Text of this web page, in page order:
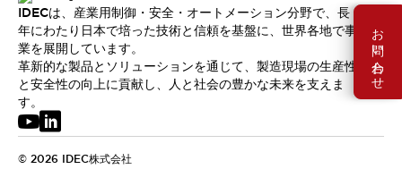
お問い合わせ
IDECは、産業用制御・安全・オートメーション分野で、長
年にわたり日本で培った技術と信頼を基盤に、世界各地で事
業を展開しています。
革新的な製品とソリューションを通じて、製造現場の生産性
と安全性の向上に貢献し、人と社会の豊かな未来を支えま
す。
© 2026 IDEC株式会社